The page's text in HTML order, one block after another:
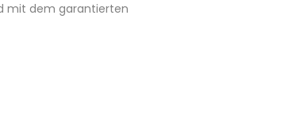
mit dem garantierten